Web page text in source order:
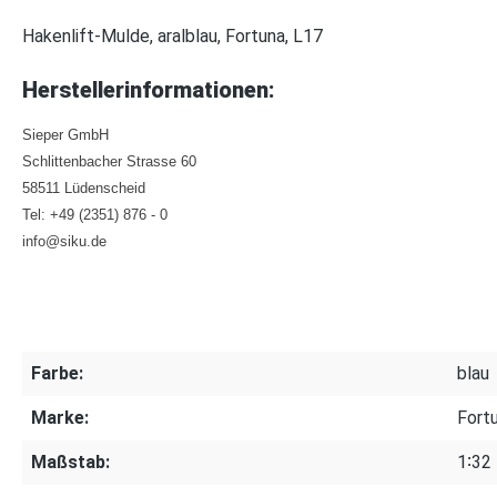
Hakenlift-Mulde, aralblau, Fortuna, L17
Herstellerinformationen:
Sieper GmbH
Schlittenbacher Strasse 60
58511 Lüdenscheid
Tel: +49 (2351) 876 - 0
info@siku.de
Farbe: blau
Marke:
Maßstab: 1∶32